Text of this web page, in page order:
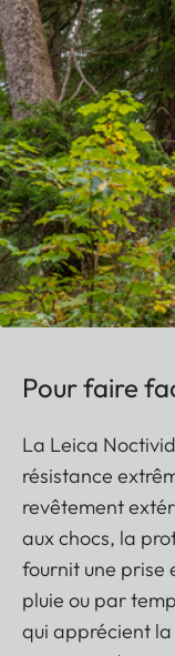
Pour faire
La Leica
résistance
revêtement
aux chocs, la
fournit une prise
pluie ou par
qui apprécient la